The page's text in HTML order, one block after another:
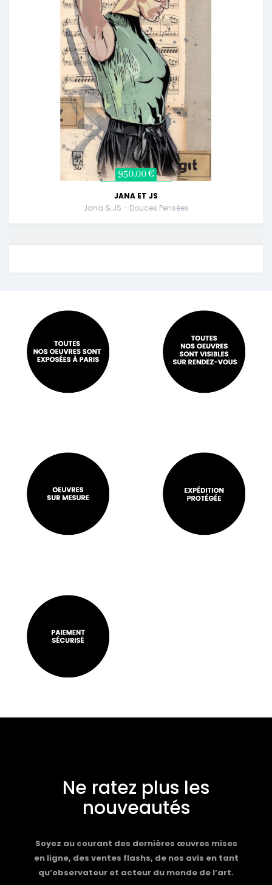
950,00 €
JANA ET JS
Jana & JS - Douces Pensées
Ne ratez plus les
nouveautés
Soyez au courant des dernières œuvres mises
en ligne, des ventes flashs, de nos avis en tant
qu’observateur et acteur du monde de l’art.